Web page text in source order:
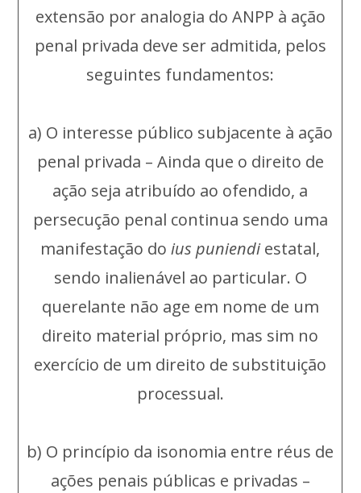
extensão por analogia do ANPP à ação
penal privada deve ser admitida, pelos
seguintes fundamentos:
a) O interesse público subjacente à ação
penal privada – Ainda que o direito de
ação seja atribuído ao ofendido, a
persecução penal continua sendo uma
manifestação doius puniendiestatal,
sendo inalienável ao particular. O
querelante não age em nome de um
direito material próprio, mas sim no
exercício de um direito de substituição
processual.
b) O princípio da isonomia entre réus de
ações penais públicas e privadas –